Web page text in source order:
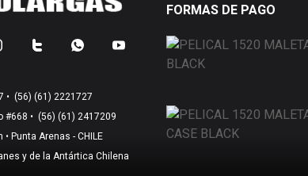
• (56) (61) 2221727
#668 • (56) (61) 2417209
• Punta Arenas - CHILE
y de la Antártica Chilena
FORMAS DE PAGO